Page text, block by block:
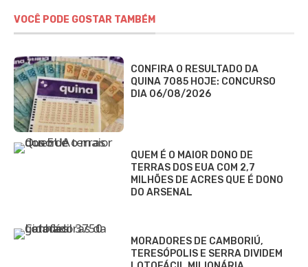
VOCÊ PODE GOSTAR TAMBÉM
CONFIRA O RESULTADO DA
QUINA 7085 HOJE: CONCURSO
DIA 06/08/2026
QUEM É O MAIOR DONO DE
TERRAS DOS EUA COM 2,7
MILHÕES DE ACRES QUE É DONO
DO ARSENAL
MORADORES DE CAMBORIÚ,
TERESÓPOLIS E SERRA DIVIDEM